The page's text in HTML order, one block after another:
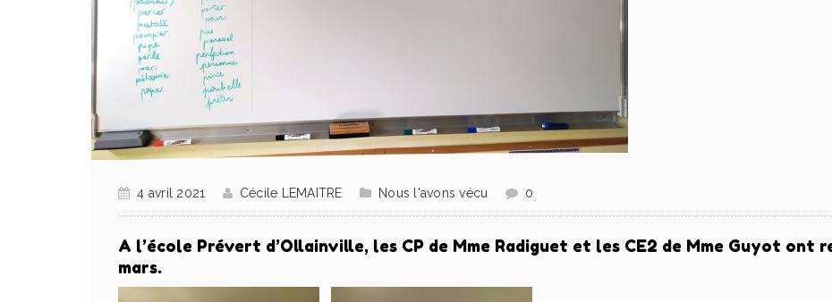
4 avril 2021 Cécile LEMAITRE Nous l'avons vécu 0
A l’école Prévert d’Ollainville, les CP de Mme Radiguet et les CE2 de Mme Guyot ont
mars.